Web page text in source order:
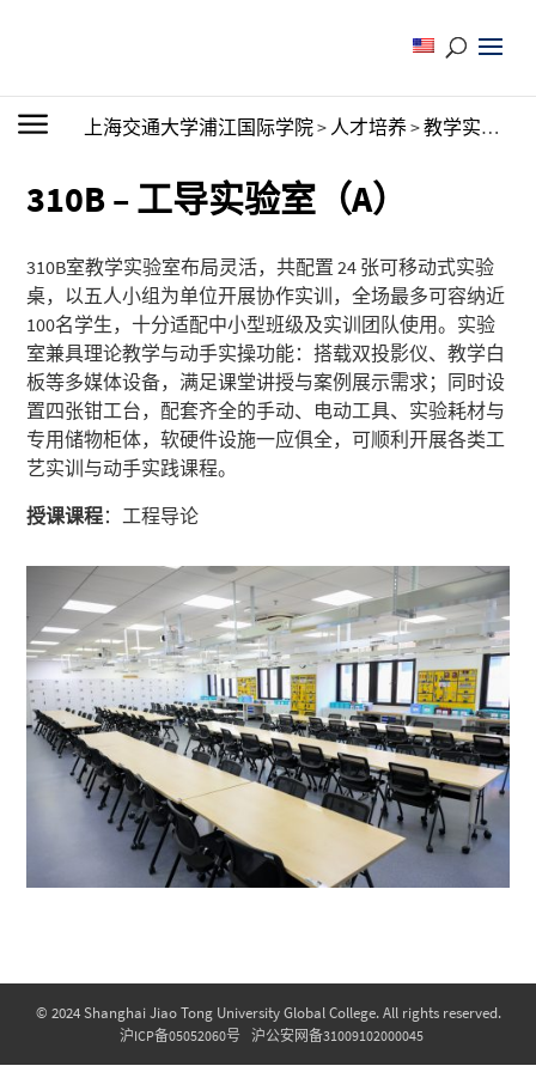
上海交通大学浦江国际学院> 人才培养>教学实验室
310B – 工导实验室（A）
310B室教学实验室布局灵活，共配置 24 张可移动式实验
桌，以五人小组为单位开展协作实训，全场最多可容纳近
100名学生，十分适配中小型班级及实训团队使用。实验
室兼具理论教学与动手实操功能：搭载双投影仪、教学白
板等多媒体设备，满足课堂讲授与案例展示需求；同时设
置四张钳工台，配套齐全的手动、电动工具、实验耗材与
专用储物柜体，软硬件设施一应俱全，可顺利开展各类工
艺实训与动手实践课程。
授课课程：工程导论
© 2024 Shanghai Jiao Tong University Global College. All rights reserved.
沪ICP备05052060号 沪公安网备31009102000045